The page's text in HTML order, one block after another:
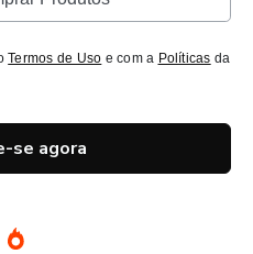
Termos de Uso e com a Políticas da
se agora